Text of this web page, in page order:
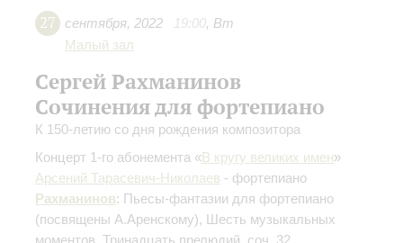
27 сентября, 2022 19:00, Вт
Малый зал
Сергей Рахманинов
Сочинения для фортепиано
К 150-летию со дня рождения композитора
Концерт 1-го абонемента «В кругу великих имен»
Арсений Тарасевич-Николаев - фортепиано
Рахманинов: Пьесы-фантазии для фортепиано
(посвящены А.Аренскому), Шесть музыкальных
моментов, Тринадцать прелюдий, соч. 32